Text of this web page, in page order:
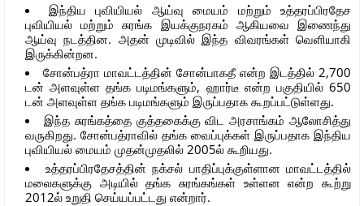
இந்திய புவியியல் ஆய்வு மையம் மற்றும் உத்தரப்பிரதேச
புவியியல் மற்றும் சுரங்க இயக்குநரகம் ஆகியவை இணைந்து
ஆய்வு நடத்தின. அதன் முடிவில் இந்த விவரங்கள் வெளியாகி
இருக்கின்றன.
சோன்பத்ரா மாவட்டத்தின் சோன்பாகதீ என்ற இடத்தில் 2,700
டன் அளவுள்ள தங்க படிமங்களும், ஹார்டீ என்ற பகுதியில் 650
டன் அளவுள்ள தங்க படிமங்களும் இருப்பதாக கூறப்பட்டுள்ளது.
இந்த சுரங்கத்தை குத்தகைக்கு விட அரசாங்கம் ஆலோசித்து
வருகிறது. சோன்பத்ராவில் தங்க வைப்புக்கள் இருப்பதாக இந்திய
புவியியல் மையம் முதன்முதலில் 2005ல் கூறியது.
உத்தரப்பிரதேசத்தின் நக்சல் பாதிப்புக்குள்ளான மாவட்டத்தில்
மலைகளுக்கு அடியில் தங்க சுரங்கங்கள் உள்ளன என்ற கூற்று
2012ல் உறுதி செய்யப்பட்டது என்றார்.